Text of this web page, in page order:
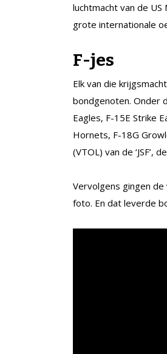
luchtmacht van de
grote internationale
F-jes
Elk van die
bondgenoten. Onder
Eagles, F-15E Strike
Hornets, F-18G
(VTOL) van de ‘JSF’,
Vervolgens gingen
foto. En dat leverde